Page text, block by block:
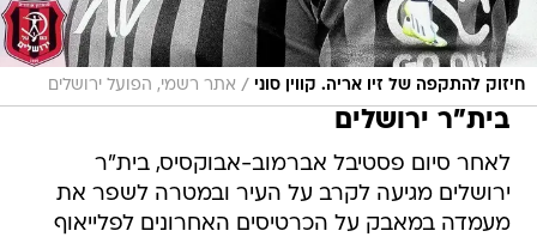
חיזוק להתקפה של זיו אריה. קווין סוני / אתר רשמי, הפועל ירושלים
בית"ר ירושלים
לאחר סיום פסטיבל אברמוב-אבוקסיס, בית"ר
ירושלים מגיעה לקרב על העיר ובמטרה לשפר את
מעמדה במאבק על הכרטיסים האחרונים לפלייאוף